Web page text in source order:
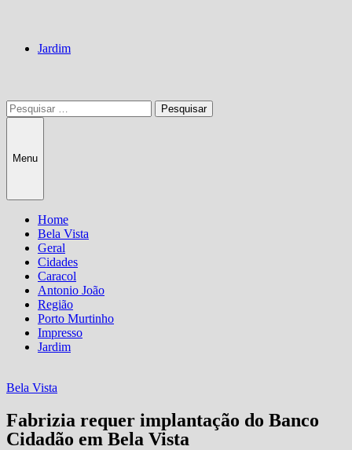
Jardim
Pesquisar
por:
Menu
Home
Bela Vista
Geral
Cidades
Caracol
Antonio João
Região
Porto Murtinho
Impresso
Jardim
Bela Vista
Fabrizia requer implantação do Banco
Cidadão em Bela Vista